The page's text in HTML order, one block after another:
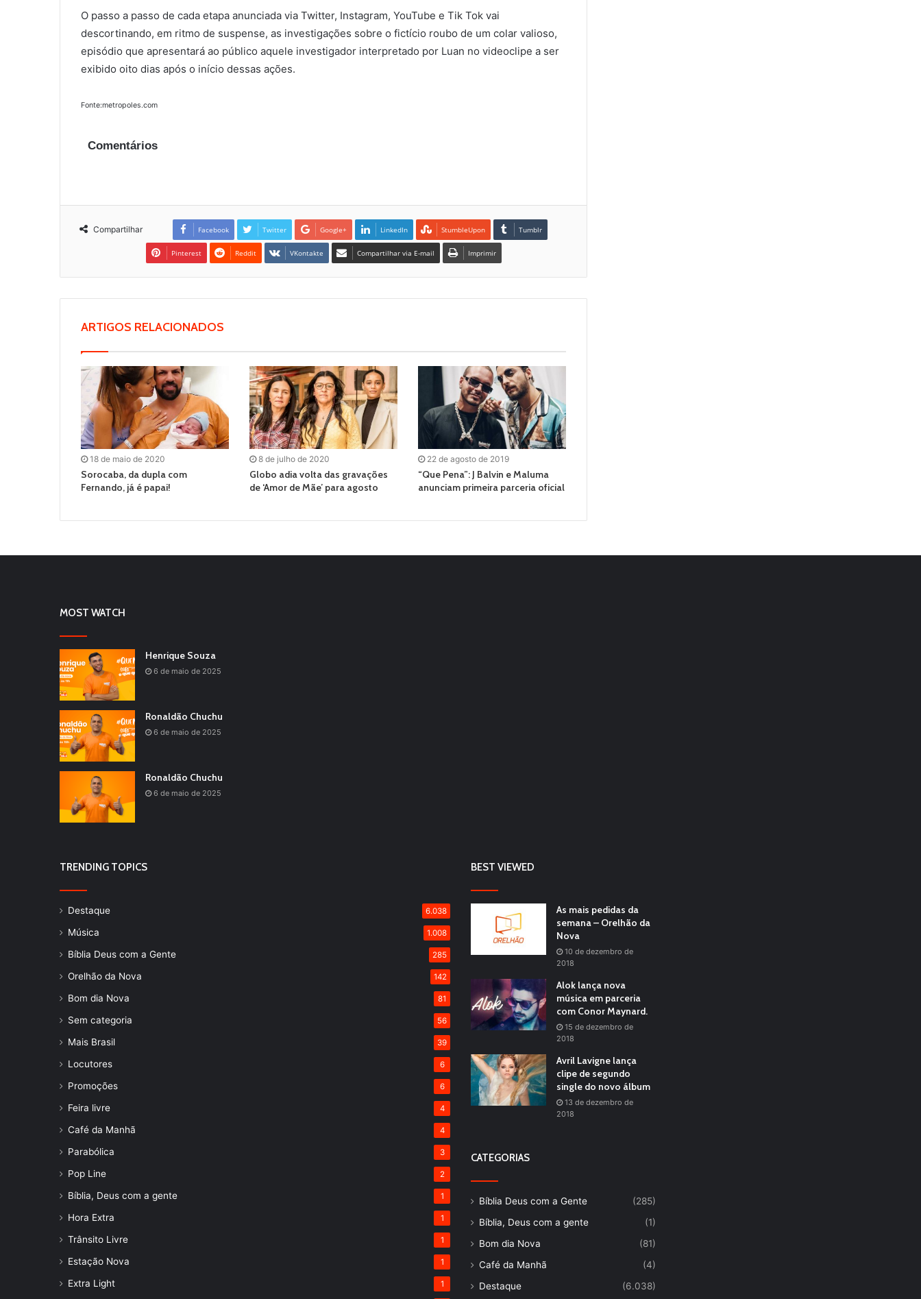
O passo a passo de cada etapa anunciada via Twitter, Instagram, YouTube e Tik Tok vai
descortinando, em ritmo de suspense, as investigações sobre o fictício roubo de um colar valioso,
episódio que apresentará ao público aquele investigador interpretado por Luan no videoclipe a ser
exibido oito dias após o início dessas ações.
Fonte:metropoles.com
Comentários
Compartilhar Facebook Twitter Google+ LinkedIn StumbleUpon Tumblr
Pinterest Reddit VKontakte Compartilhar via E-mail Imprimir
ARTIGOS RELACIONADOS
18 de maio de 2020
Sorocaba, da dupla com
Fernando, já é papai!
8 de julho de 2020
Globo adia volta das gravações
de ‘Amor de Mãe’ para agosto
22 de agosto de 2019
“Que Pena”: J Balvin e Maluma
anunciam primeira parceria oficial
MOST WATCH
Henrique Souza
6 de maio de 2025
Ronaldão Chuchu
6 de maio de 2025
Ronaldão Chuchu
6 de maio de 2025
TRENDING TOPICS
Destaque 6.038
Música 1.008
Bíblia Deus com a Gente 285
Orelhão da Nova 142
Bom dia Nova 81
Sem categoria 56
Mais Brasil 39
Locutores 6
Promoções 6
Feira livre 4
Café da Manhã 4
Parabólica 3
Pop Line 2
Bíblia, Deus com a gente 1
Hora Extra 1
Trânsito Livre 1
Estação Nova 1
Extra Light 1
BEST VIEWED
As mais pedidas da
semana – Orelhão da
Nova
10 de dezembro de
2018
Alok lança nova
música em parceria
com Conor Maynard.
15 de dezembro de
2018
Avril Lavigne lança
clipe de segundo
single do novo álbum
13 de dezembro de
2018
CATEGORIAS
Bíblia Deus com a Gente
(285)
Bíblia, Deus com a gente
(1)
Bom dia Nova
(81)
Café da Manhã
(4)
Destaque
(6.038)